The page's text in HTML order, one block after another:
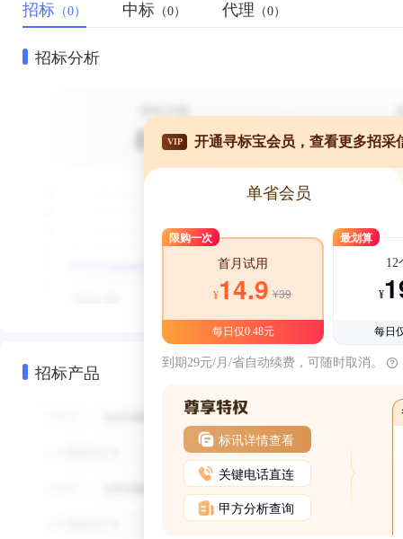
招标 （0） 中标 （0） 代理 （0）
招标分析
招标产品
VIP 开通寻标宝会员，查看更多招采
单省会员
限购一次
首月试用
¥14.9 ¥39
每日仅0.48元
最划算
12
¥
每日
到期29元/月/省自动续费，可随时取消。
标讯详情查看
关键电话直连
甲方分析查询